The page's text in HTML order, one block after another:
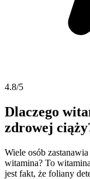
4.8/5
Dlaczego
zdrowej
Wiele osób
witamina? To
jest fakt, że foliany